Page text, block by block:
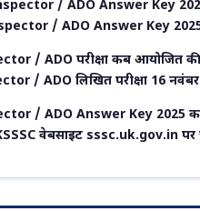
/ ADO Answer Key 2025
/ ADO Answer Key 2025
/ ADO परीक्षा कब आयोजित की
/ ADO लिखित परीक्षा 16
/ ADO Answer Key 2025
वेबसाइट sssc.uk.gov.in